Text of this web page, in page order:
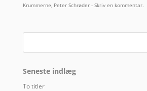
Krummerne, Peter Schrøder- Skriv en kommentar.
Seneste indlæg
To titler